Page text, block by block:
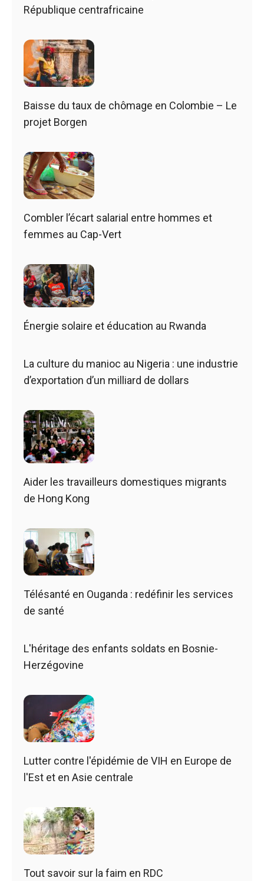
République centrafricaine
Baisse du taux de chômage en Colombie – Le
projet Borgen
Combler l’écart salarial entre hommes et
femmes au Cap-Vert
Énergie solaire et éducation au Rwanda
La culture du manioc au Nigeria : une industrie
d’exportation d’un milliard de dollars
Aider les travailleurs domestiques migrants
de Hong Kong
Télésanté en Ouganda : redéfinir les services
de santé
L'héritage des enfants soldats en Bosnie-
Herzégovine
Lutter contre l'épidémie de VIH en Europe de
l'Est et en Asie centrale
Tout savoir sur la faim en RDC